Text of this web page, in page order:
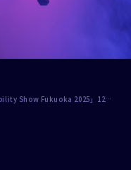
Show Fukuoka 2025」12月